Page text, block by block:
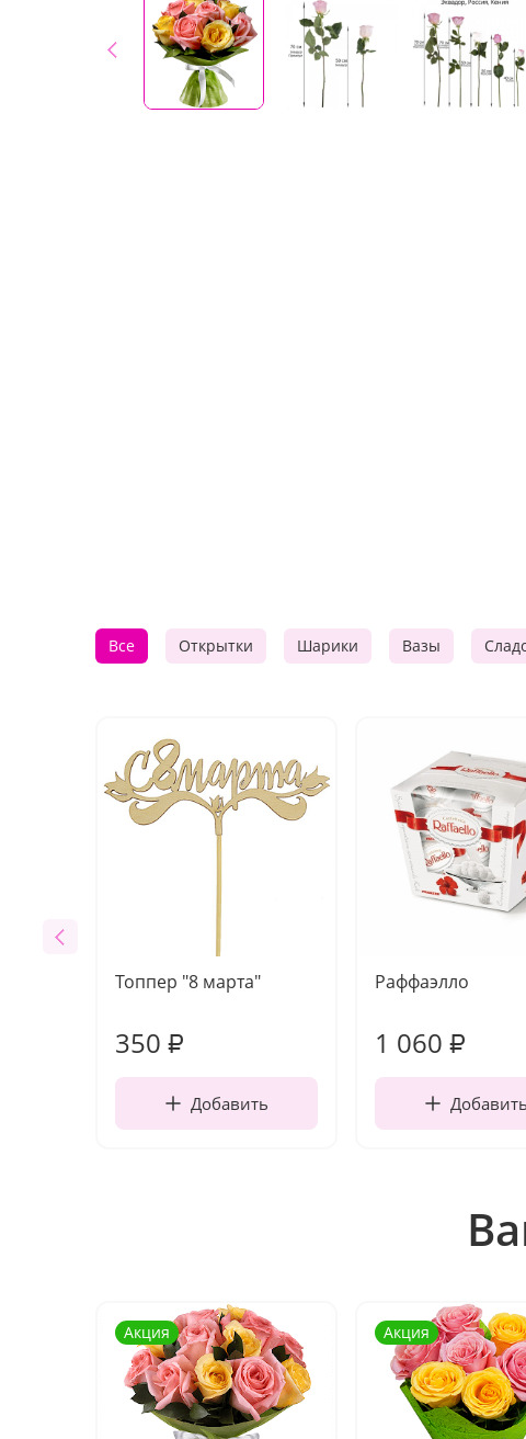
Все Открытки Шарики Вазы
Топпер "8 марта"
350 ₽
Добавить
Раффаэлло
1 060 ₽
Добавить
Акция Акция